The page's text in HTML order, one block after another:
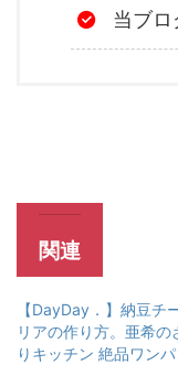
当ブロ
関連
【DayDay．】納豆チ
リアの作り方。亜希の
りキッチン 絶品ワン